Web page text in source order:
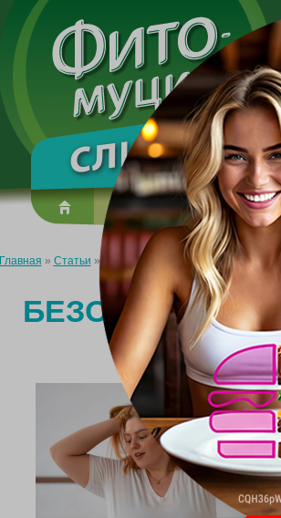
Made in
О препарате Усиль
Главная » Статьи »Безопасная диета для снижения
БЕЗОПАСНАЯ